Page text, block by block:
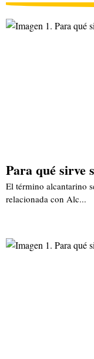
Para qué sirve
El término alcantarino
relacionada con Alc...